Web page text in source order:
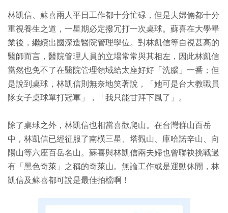
林凱信、蘇喜兩人平日工作都十分忙碌，但是夫婦倆都十分
重視養生之道，一星期必定撥冗打一次桌球。蘇喜在大學畢
業後，繼續出國深造醫院管理學位。對林凱信等自視甚高的
醫師而言，醫院管理人員的立場常常與其相左，因此林凱信
當然也免不了在醫院管理領域給太座好好「洗腦」一番；但
是說到桌球，林凱信則無奈地笑著說，「她可是台大教職員
隊女子桌球單打冠軍」，「我只能甘拜下風了」。
除了桌球之外，林凱信也相當喜歡爬山。在台灣群山百岳
中，林凱信已經征服了南橫三星、塔觀山、庫哈諾辛山、向
陽山等六座百岳名山。蘇喜與林凱信兩夫婦也曾聯袂挑戰過
有「黑色奇萊」之稱的奇萊山。無論工作或是運動休閒，林
凱信及蘇喜都可說是最佳拍檔啊！